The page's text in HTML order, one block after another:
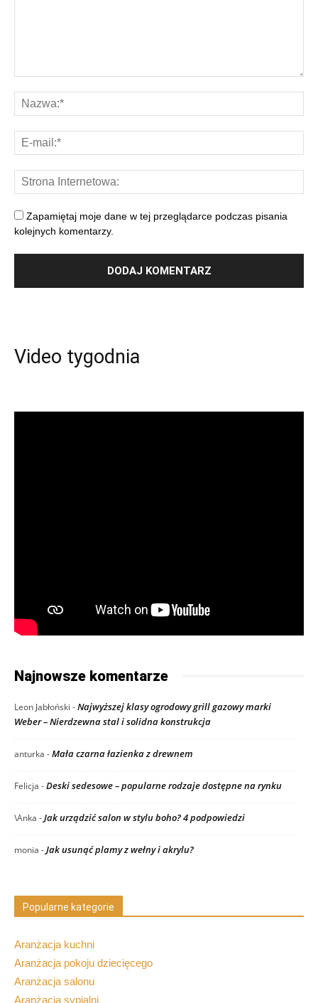
Zapamiętaj moje dane w tej przeglądarce podczas pisania
kolejnych komentarzy.
Video tygodnia
Najnowsze komentarze
Leon Jabłoński -Najwyższej klasy ogrodowy grill gazowy marki
Weber – Nierdzewna stal i solidna konstrukcja
anturka -Mała czarna łazienka z drewnem
Felicja -Deski sedesowe – popularne rodzaje dostępne na rynku
\Anka -Jak urządzić salon w stylu boho? 4 podpowiedzi
monia -Jak usunąć plamy z wełny i akrylu?
Popularne kategorie
Aranżacja kuchni
Aranżacja pokoju dziecięcego
Aranżacja salonu
Aranżacja sypialni